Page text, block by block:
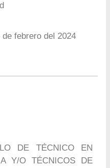
de febrero del 2024
DE TÉCNICO EN
Y/O TÉCNICOS DE